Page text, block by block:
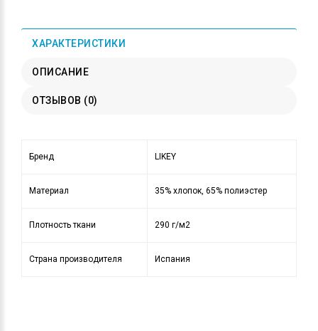
ХАРАКТЕРИСТИКИ
ОПИСАНИЕ
ОТЗЫВОВ (0)
Бренд LIKEY
Материал 35% хлопок, 65% полиэстер
Плотность ткани 290 г/м2
Страна производителя Испания